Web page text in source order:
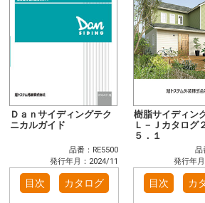
Ｄａｎサイディングテク
ニカルガイド
品番：RE5500
発行年月：2024/11
目次 カタログ
樹脂サイディン
Ｌ－Ｊカタログ
５．１
品
発行年
目次 カ